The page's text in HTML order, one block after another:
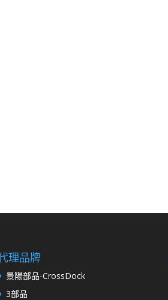
理品牌
景陽部品-CrossDock
3部品